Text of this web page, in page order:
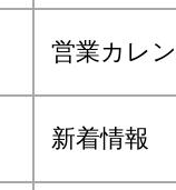
営業カレ
新着情報